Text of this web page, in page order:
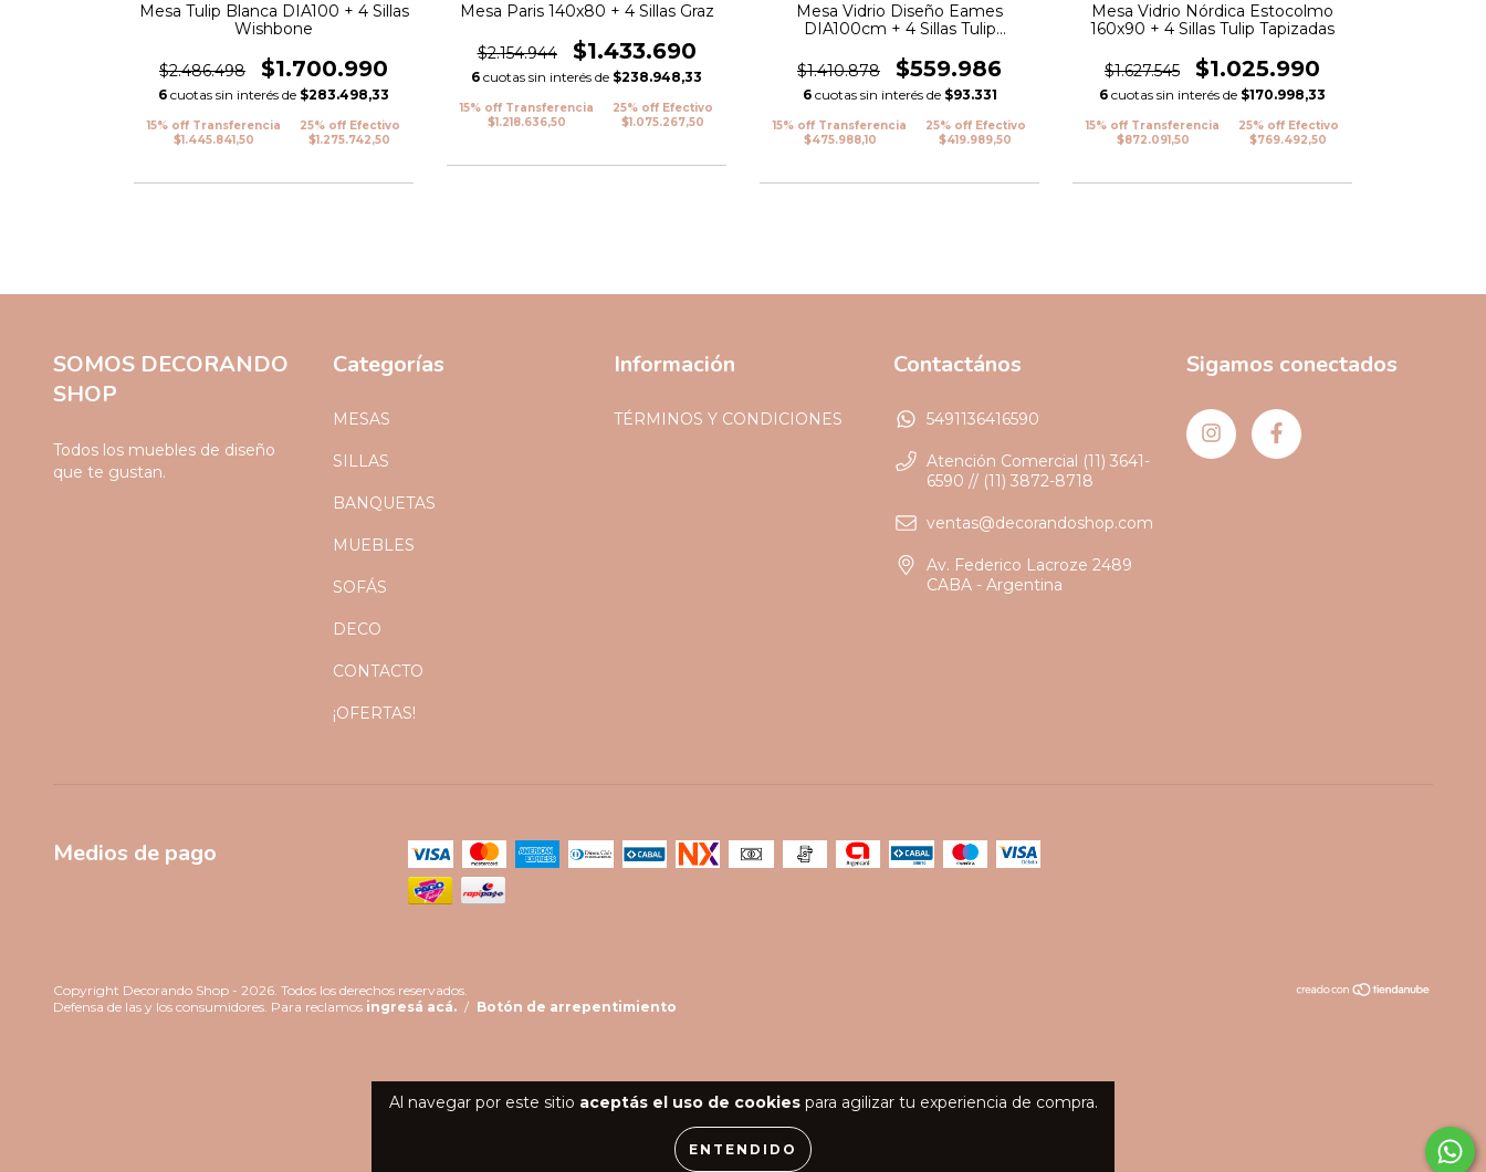
Al navegar por este sitio aceptás el uso de cookiespara agilizar tu experiencia de compra.
ENTENDIDO
Mesa Tulip Blanca DIA100 + 4 Sillas
Wishbone
$2.486.498 $1.700.990
6 cuotas sin interés de $283.498,33
15% off Transferencia
$1.445.841,50
25% off Efectivo
$1.275.742,50
Mesa Paris 140x80 + 4 Sillas Graz
$2.154.944 $1.433.690
6 cuotas sin interés de $238.948,33
15% off Transferencia
$1.218.636,50
25% off Efectivo
$1.075.267,50
Mesa Vidrio Diseño Eames
DIA100cm + 4 Sillas Tulip
$1.410.878
$559.986
6 cuotas sin interés de $93.331
15% off Transferencia
$475.988,10
25% off Efectivo
$419.989,50
Mesa Vidrio Nórdica Estocolmo
160x90 + 4 Sillas Tulip Tapizadas
$1.627.545 $1.025.990
6 cuotas sin interés de $170.998,33
15% off Transferencia
$872.091,50
25% off Efectivo
$769.492,50
SOMOS DECORANDO
SHOP
Todos los muebles de diseño
que te gustan.
Categorías
MESAS
SILLAS
BANQUETAS
MUEBLES
SOFÁS
DECO
CONTACTO
¡OFERTAS!
Información
TÉRMINOS Y CONDICIONES
Contactános
5491136416590
Atención Comercial (11) 3641-
6590 // (11) 3872-8718
ventas@decorandoshop.com
Av. Federico Lacroze 2489
CABA - Argentina
Sigamos conectados
Medios de pago
Copyright Decorando Shop - 2026. Todos los derechos reservados.
Defensa de las y los consumidores. Para reclamos ingresá acá. / Botón de arrepentimiento